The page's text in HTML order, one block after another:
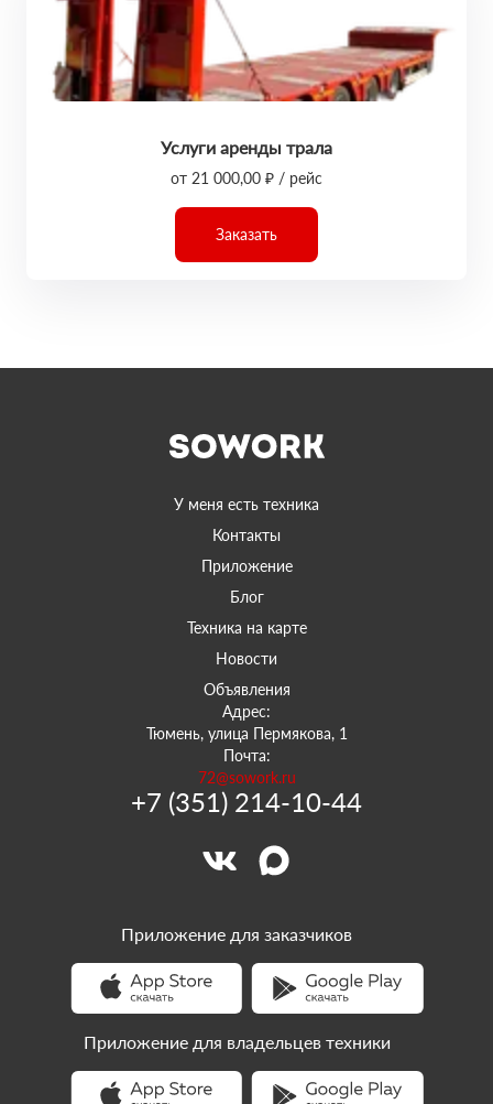
Услуги аренды трала
от 21 000,00 ₽ / рейс
Заказать
У меня есть техника
Контакты
Приложение
Блог
Техника на карте
Новости
Объявления
Адрес:
Тюмень, улица Пермякова, 1
Почта:
72@sowork.ru
+7 (351) 214-10-44
Приложение для заказчиков
Приложение для владельцев техники